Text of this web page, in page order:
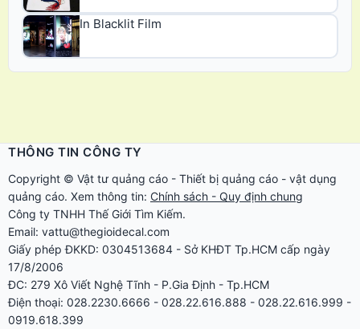
In Blacklit Film
THÔNG TIN CÔNG TY
Copyright © Vật tư quảng cáo - Thiết bị quảng cáo - vật dụng
quảng cáo. Xem thông tin: Chính sách - Quy định chung
Công ty TNHH Thế Giới Tìm Kiếm.
Email: vattu@thegioidecal.com
Giấy phép ĐKKD: 0304513684 - Sở KHĐT Tp.HCM cấp ngày
17/8/2006
ĐC: 279 Xô Viết Nghệ Tĩnh - P.Gia Định - Tp.HCM
Điện thoại: 028.2230.6666 - 028.22.616.888 - 028.22.616.999 -
0919.618.399